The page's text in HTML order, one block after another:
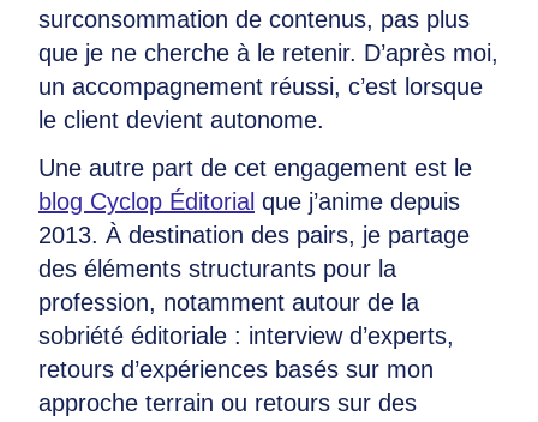
surconsommation de contenus, pas plus
que je ne cherche à le retenir. D’après moi,
un accompagnement réussi, c’est lorsque
le client devient autonome.
Une autre part de cet engagement est le
blog Cyclop Éditorial que j’anime depuis
2013. À destination des pairs, je partage
des éléments structurants pour la
profession, notamment autour de la
sobriété éditoriale : interview d’experts,
retours d’expériences basés sur mon
approche terrain ou retours sur des